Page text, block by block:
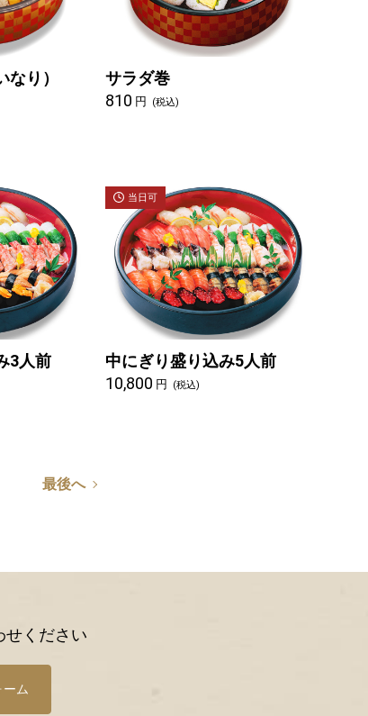
り）
サラダ巻
810 円 (税込)
3人前
当日可
中にぎり盛り込み5人前
10,800 円 (税込)
最後へ
せください
ム